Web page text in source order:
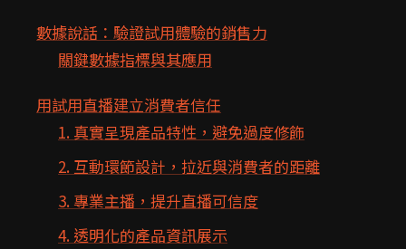
數據說話：驗證試用體驗的銷售力
關鍵數據指標與其應用
用試用直播建立消費者信任
1. 真實呈現產品特性，避免過度修飾
2. 互動環節設計，拉近與消費者的距離
3. 專業主播，提升直播可信度
4. 透明化的產品資訊展示